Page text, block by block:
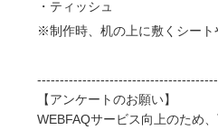
・ティッシュ
※制作時、机の上に敷くシート
【アンケートのお願い】
WEBFAQサービス向上のため